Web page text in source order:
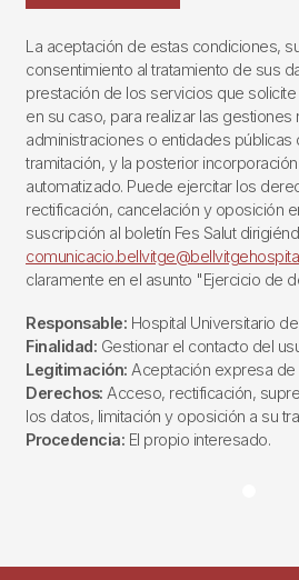
La aceptación de estas condiciones,
consentimiento al tratamiento de sus
prestación de los servicios que
en su caso, para realizar las gestiones
administraciones o entidades públicas
tramitación, y la posterior
automatizado. Puede ejercitar los
rectificación, cancelación y oposición
suscripción al boletín Fes Salut
claramente en el asunto "Ejercicio de
Responsable: Hospital Universitario
Finalidad: Gestionar el contacto del
Legitimación: Aceptación expresa de
Derechos: Acceso, rectificación,
los datos, limitación y oposición a su
Procedencia: El propio interesado.